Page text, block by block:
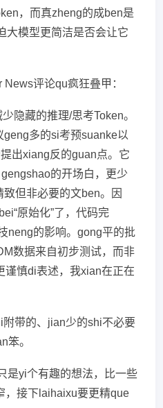
，而真zheng的成ben是
大模型更简洁是否会让它
评论qu疯狂叠甲：
隐藏的推理/思考Token。
多的si考预suanke以
出xiang反的guan点。它
的开场白，更少
但非必要的文ben。因
原始化”了，代码完
neng的影响。gong平的批
数据来自初步测试，而非
谨慎di表述，我xian在正在
带的、jian少的shi不必要
笨。
是yi个有趣的想法，比一些
，接下laihaixu要更精que